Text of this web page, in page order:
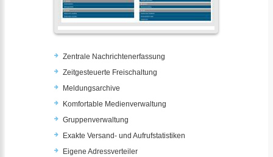
Zentrale Nachrichtenerfassung
Zeitgesteuerte Freischaltung
Meldungsarchive
Komfortable Medienverwaltung
Gruppenverwaltung
Exakte Versand- und Aufrufstatistiken
Eigene Adressverteiler